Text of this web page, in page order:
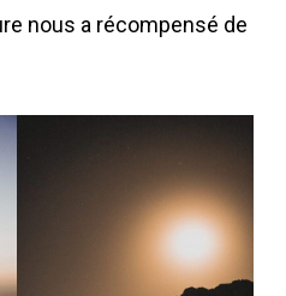
nous a récompensé de